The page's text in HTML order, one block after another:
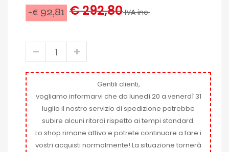
-€ 92,81 € 292,80IVA inc.
Gentili clienti,
vogliamo informarvi che da lunedì 20 a venerdì 31
luglio il nostro servizio di spedizione potrebbe
subire alcuni ritardi rispetto ai tempi standard.
Lo shop rimane attivo e potrete continuare a fare i
vostri acquisti normalmente! La situazione tornerà